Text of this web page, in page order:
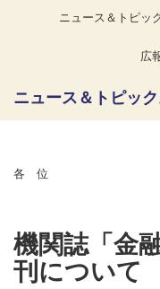
ニュース＆トピッ
広
ニュース＆トピッ
各 位
機関誌「金
刊について